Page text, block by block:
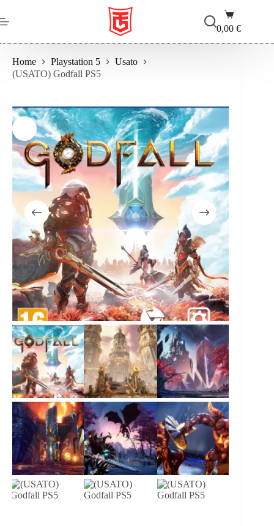
al
contenuto
Carrello
0,00€
Home Playstation 5
Usato
(USATO) Godfall PS5